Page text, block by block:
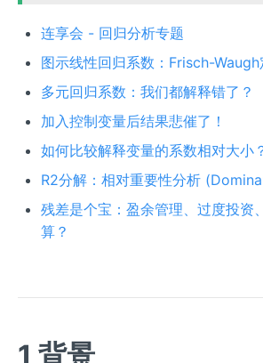
连享会 - 回归分析专题
图示线性回归系数：Frisch-
多元回归系数：我们都解释错了？
加入控制变量后结果悲催了！
如何比较解释变量的系数相对大小
R2分解：相对重要性分析
残差是个宝：盈余管理、过度投资
算？
1 背景